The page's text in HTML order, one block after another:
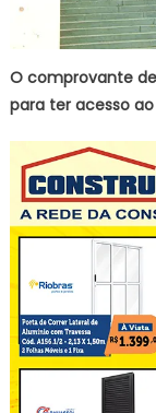
O comprovante
para ter acesso